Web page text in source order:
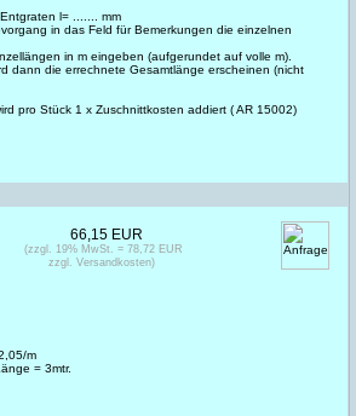
l= ....... mm
in das Feld für Bemerkungen die einzelnen
in m eingeben (aufgerundet auf volle m).
dann die errechnete Gesamtlänge erscheinen (nicht
pro Stück 1 x Zuschnittkosten addiert ( AR 15002)
m
= 3mtr.
66,15 EUR
(zzgl. 19% MwSt. = 78,72 EUR
zzgl. Versandkosten)